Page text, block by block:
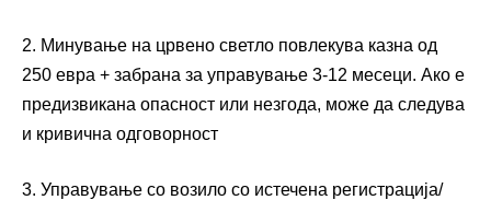
2. Минување на црвено светло повлекува казна од
250 евра + забрана за управување 3-12 месеци. Ако е
предизвикана опасност или незгода, може да следува
и кривична одговорност
3. Управување со возило со истечена регистрација/